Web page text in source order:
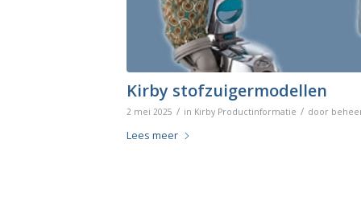
Kirby stofzuigermodellen
2 mei 2025 / in Kirby Productinformatie / door
Lees meer